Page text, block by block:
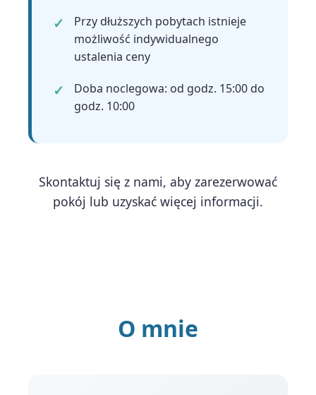
Przy dłuższych pobytach istnieje
możliwość indywidualnego
ustalenia ceny
Doba noclegowa: od godz. 15:00 do
godz. 10:00
Skontaktuj się z nami, aby zarezerwować
pokój lub uzyskać więcej informacji.
O mnie